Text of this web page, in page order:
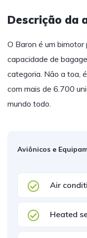
Descrição da
O Baron é um
capacidade de
categoria. Não a toa,
com mais de 6.700
mundo todo.
Aviônicos e
Air
Heated